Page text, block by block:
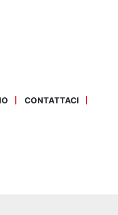
CONTATTACI